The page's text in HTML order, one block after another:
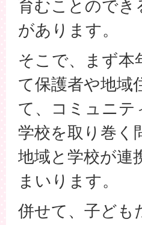
育むことので
があります。
そこで、まず本
て保護者や地域
て、コミュニテ
学校を取り巻く
地域と学校が連
まいります。
併せて、子ども